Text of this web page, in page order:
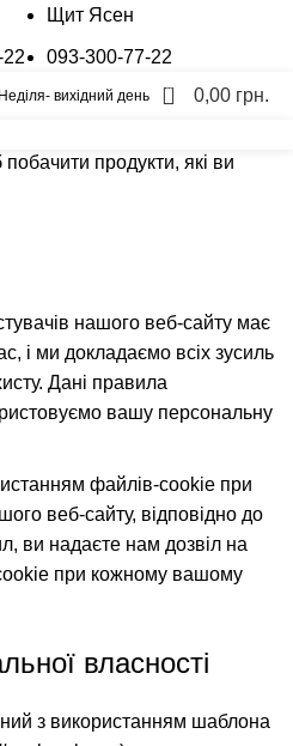
Щит Ясен
093-300-77-22
вихідний день
0 0,00 грн.
нашого веб-сайту має
і ми докладаємо всіх зусиль
Дані правила
вашу персональну
файлів-cookie при
веб-сайту, відповідно до
ви надаєте нам дозвіл на
при кожному вашому
власності
з використанням шаблона
продукти, які ви